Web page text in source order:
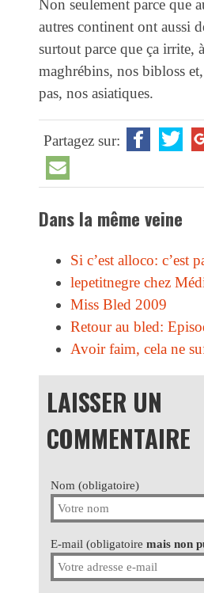
Non seulement parce que
autres continent ont aussi
surtout parce que ça irrite,
maghrébins, nos bibloss
pas, nos asiatiques.
Partagez sur:
Dans la même veine
Si c’est alloco: c’est
lepetitnegre chez
Miss Bled 2009
Retour au bled:
Avoir faim, cela ne
LAISSER UN
COMMENTAIRE
Nom (obligatoire)
E-mail (obligatoire mais non